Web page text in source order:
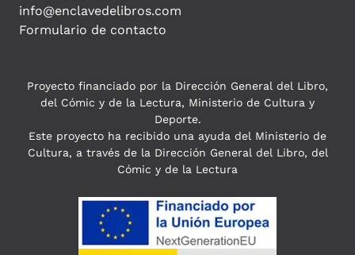
info@enclavedelibros.com
Formulario de contacto
Proyecto financiado por la Dirección General del Libro,
del Cómic y de la Lectura, Ministerio de Cultura y
Deporte.
Este proyecto ha recibido una ayuda del Ministerio de
Cultura, a través de la Dirección General del Libro, del
Cómic y de la Lectura